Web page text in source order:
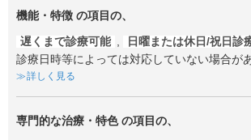
機能・特徴 の項目の、
遅くまで診療可能 , 日曜または休日/祝日診
診療日時等によっては対応していない場合が
詳しく見る
専門的な治療・特色の項目の、